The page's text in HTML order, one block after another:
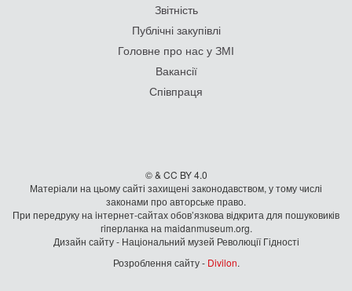
Звітність
Публічні закупівлі
Головне про нас у ЗМІ
Вакансії
Співпраця
© & CC BY 4.0
Матеріали на цьому сайті захищені законодавством, у тому числі
законами про авторське право.
При передруку на iнтернет-сайтах обов’язкова відкрита для пошуковиків
гiперланка на maidanmuseum.org.
Дизайн сайту - Національний музей Революції Гідності
Розроблення сайту - Divilon.